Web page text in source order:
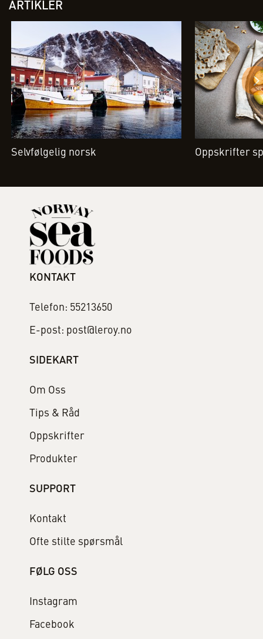
ARTIKLER
Selvfølgelig norsk Oppskrifter
KONTAKT
Telefon: 55213650
E-post: post@leroy.no
SIDEKART
Om Oss
Tips & Råd
Oppskrifter
Produkter
SUPPORT
Kontakt
Ofte stilte spørsmål
FØLG OSS
Instagram
Facebook